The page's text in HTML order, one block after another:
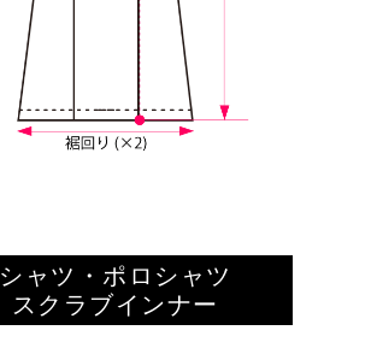
シャツ・ポロシャツ
スクラブインナー